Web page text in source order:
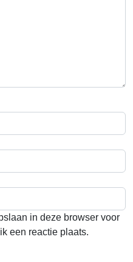
in deze browser voor
een reactie plaats.